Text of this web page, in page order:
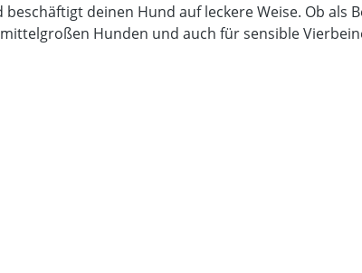
deinen Hund auf leckere Weise. Ob als
Hunden und auch für sensible